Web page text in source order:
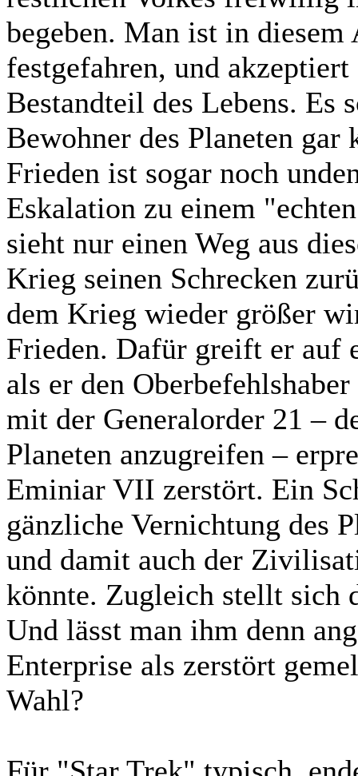
begeben. Man ist in
festgefahren, und
Bestandteil des Lebens. Es
Bewohner des Planeten
Frieden ist sogar noch
Eskalation zu einem
sieht nur einen Weg aus
Krieg seinen Schrecken
dem Krieg wieder größer
Frieden. Dafür greift er auf
als er den
mit der Generalorder 21 –
Planeten anzugreifen –
Eminiar VII zerstört. Ein
gänzliche Vernichtung des
und damit auch der
könnte. Zugleich stellt sich
Und lässt man ihm denn
Enterprise als zerstört
Wahl?